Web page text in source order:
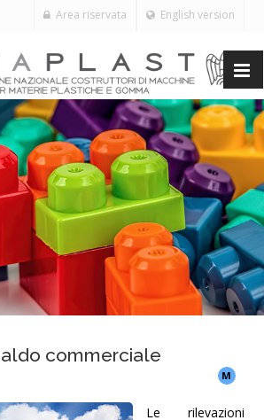
English version
Area riservata
commerciale
M
Le rilevazioni